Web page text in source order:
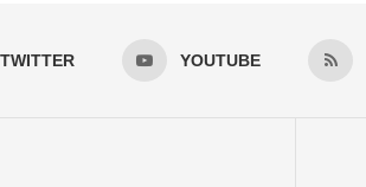
TWITTER YOUTUBE